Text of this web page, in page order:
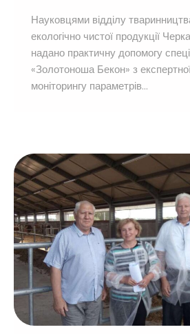
Науковцями відділу
екологічно чистої продукції
надано практичну допомогу
«Золотоноша Бекон» з
моніторингу параметрів...